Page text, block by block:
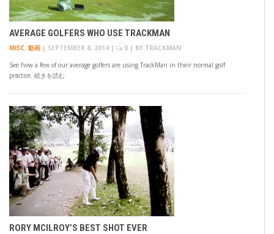
AVERAGE GOLFERS WHO USE TRACKMAN
MISC, 動画 | SEPTEMBER 8, 2014 | 0 | BY TRACKMAN
See how a few of our average golfers are using TrackMan in their normal golf
practice. 続きを読む
RORY MCILROY’S BEST SHOT EVER